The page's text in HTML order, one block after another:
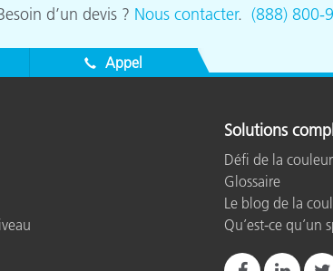
d’un devis ? Nous contacter. (888) 800-
Appel
Solutions
Défi de la
Glossaire
Le blog de la
Qu’est-ce qu’un